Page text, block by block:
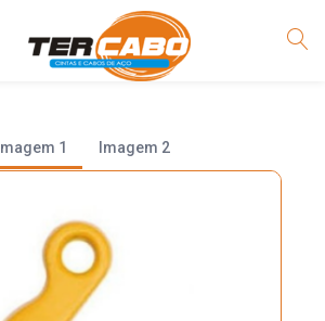
Imagem 1 Imagem 2